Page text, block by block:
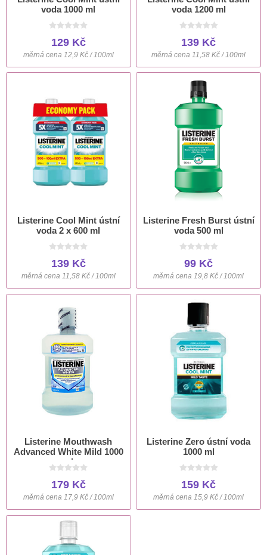
voda 1000 ml
129 Kč
měrná cena 12,9 Kč / 100ml
voda 1200 ml
139 Kč
měrná cena 11,58 Kč / 100ml
Listerine Cool Mint ústní
voda 2 x 600 ml
139 Kč
měrná cena 11,58 Kč / 100ml
Listerine Fresh Burst ústní
voda 500 ml
99 Kč
měrná cena 19,8 Kč / 100ml
Listerine Mouthwash
Advanced White Mild 1000
ml
179 Kč
měrná cena 17,9 Kč / 100ml
Listerine Zero ústní voda
1000 ml
159 Kč
měrná cena 15,9 Kč / 100ml